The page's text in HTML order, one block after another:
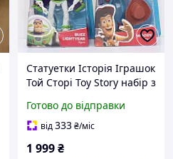
Статуетки Історія Іграшок
Той Сторі Toy Story набір з
Лайтер
Готово до відправки
від333₴/міс
1 999₴